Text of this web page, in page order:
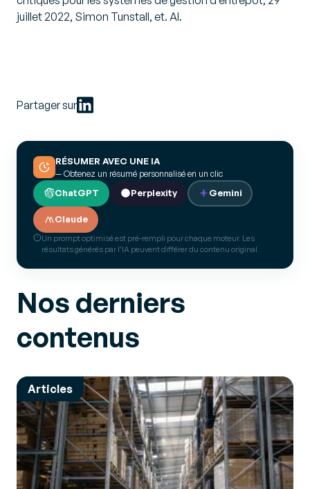
juillet 2022, Simon Tunstall, et. Al.
Partager sur
RÉSUMER AVEC UNE IA
— Obtenez un résumé personnalisé en un clic
ChatGPT Perplexity Gemini
Claude
Un prompt optimisé est pré-rempli pour chaque moteur. Les
résultats générés par l’IA peuvent différer du contenu original.
Nos derniers
contenus
Articles